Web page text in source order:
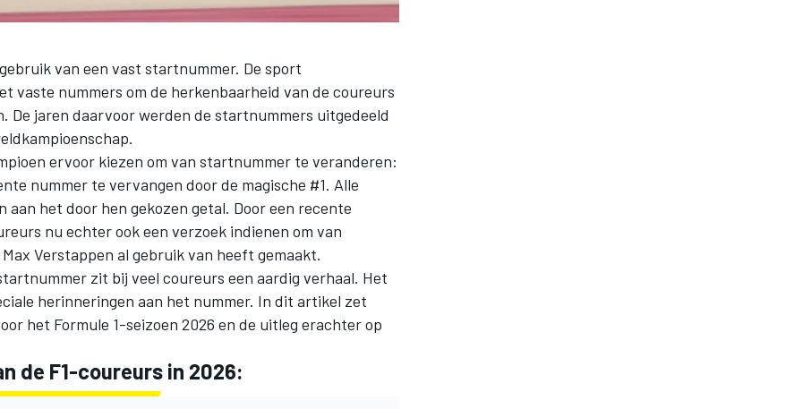
van een vast startnummer. De sport
vaste nummers om de herkenbaarheid van de coureurs
De jaren daarvoor werden de startnummers uitgedeeld
ervoor kiezen om van startnummer te veranderen:
nummer te vervangen door de magische #1. Alle
het door hen gekozen getal. Door een recente
nu echter ook een verzoek indienen om van
Max Verstappen al gebruik van heeft gemaakt.
zit bij veel coureurs een aardig verhaal. Het
herinneringen aan het nummer. In dit artikel zet
het Formule 1-seizoen 2026 en de uitleg erachter op
de F1-coureurs in 2026: